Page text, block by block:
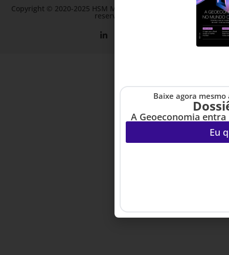
Copyright © 2020-2025 HSM Management. Todos os direitos
reservados.
Baixe agora
A Geoeconomia
Eu